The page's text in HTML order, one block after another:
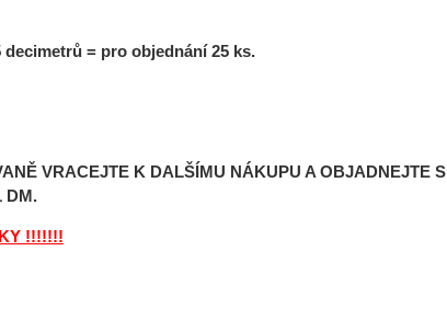
decimetrů = pro objednání 25 ks.
VRACEJTE K DALŠÍMU NÁKUPU A OBJADNEJTE SI
DM.
!!!!!!!